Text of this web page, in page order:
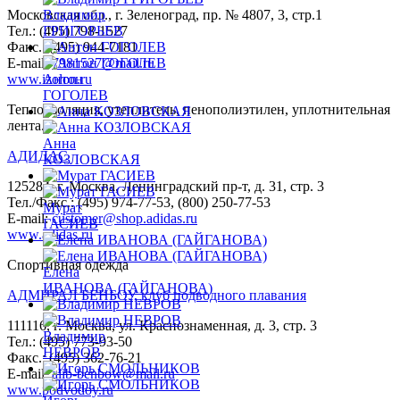
Московская обл., г. Зеленоград, пр. № 4807, 3, стр.1
Тел.: (495) 798-1527
Факс.: (495) 944-7181
E-mail:7981527@mail.ru
www.izolon.ru
Теплоизоляция, утеплитель, пенополиэтилен, уплотнительная
лента.
АДИДАС
125284, г. Москва, Ленинградский пр-т, д. 31, стр. 3
Тел./Факс.: (495) 974-77-53, (800) 250-77-53
E-mail:customer@shop.adidas.ru
www.adidas.ru
Спортивная одежда
АДМИРАЛ БЕНБОУ, клуб подводного плавания
111116, г. Москва, ул. Краснознаменная, д. 3, стр. 3
Тел.: (495) 773-93-50
Факс.: (495) 362-76-21
E-mail:alib-benbow@mail.ru
www.podvodoy.ru
Владимир
ГРИГОРЬЕВ
Антон
ГОГОЛЕВ
Анна
КОЗЛОВСКАЯ
Мурат
ГАСИЕВ
Елена
ИВАНОВА (ГАЙГАНОВА)
Владимир
НЕВРОВ